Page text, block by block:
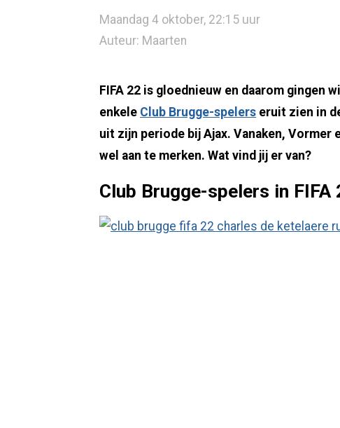
Maandag 4 oktober, 22:15 uur
Auteur: Maarten
FIFA 22 is gloednieuw en daarom gingen
enkele Club Brugge-spelers eruit zien in
uit zijn periode bij Ajax. Vanaken, Vormer
wel aan te merken. Wat vind jij er van?
Club Brugge-spelers in FIFA